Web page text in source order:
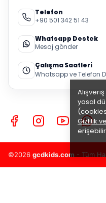
yasal
Gizlilik
Telefon
+90 501 342 51 43
Whatsapp Destek
Mesaj gönder
Çalışma Saatleri
Whatsapp ve Telefon
©2026 gcdkids.com - Tüm